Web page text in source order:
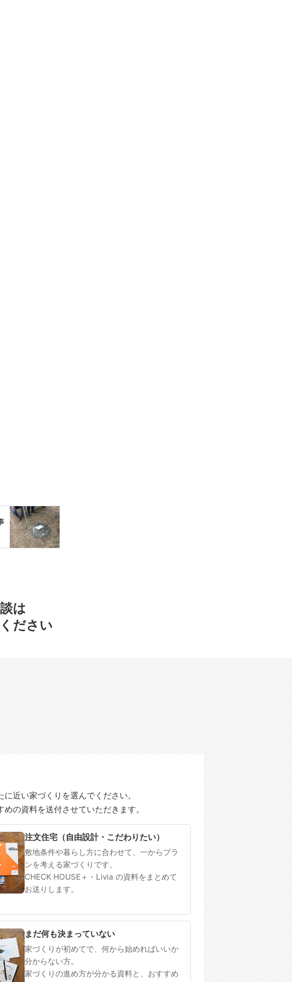
は
ださい
に近い家づくりを選んでください。
めの資料を送付させていただきます。
注文住宅（自由設計・こだわりたい）
敷地条件や暮らし方に合わせて、一からプラ
ンを考える家づくりです。
CHECK HOUSE＋・Livia の資料をまとめて
お送りします。
まだ何も決まっていない
家づくりが初めてで、何から始めればいいか
分からない方。
家づくりの進め方が分かる資料と、おすすめ